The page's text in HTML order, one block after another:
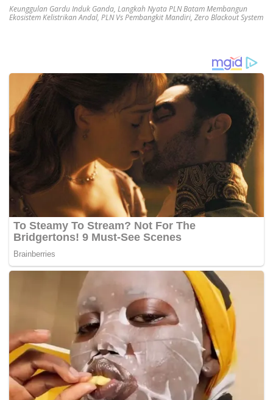
Keunggulan Gardu Induk Ganda, Langkah Nyata PLN Batam Membangun
Ekosistem Kelistrikan Andal, PLN Vs Pembangkit Mandiri, Zero Blackout System